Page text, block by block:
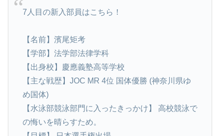
7人目の新入部員はこちら！
【名前】濱尾矩考
【学部】法学部法律学科
【出身校】慶應義塾高等学校
【主な戦歴】JOC MR 4位 国体優勝 (神奈川県ゆ
め国体)
【水泳部競泳部門に入ったきっかけ】 高校競泳で
の悔いを晴らすため。